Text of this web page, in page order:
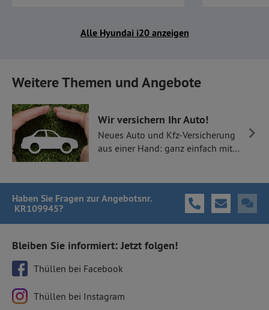
Alle Hyundai i20 anzeigen
Weitere Themen und Angebote
Wir versichern Ihr Auto!
Neues Auto und Kfz-Versicherung
aus einer Hand: ganz einfach mit
Haben Sie Fragen zur Angebotsnr.
KR109945?
Bleiben Sie informiert: Jetzt folgen!
Thüllen bei Facebook
Thüllen bei Instagram